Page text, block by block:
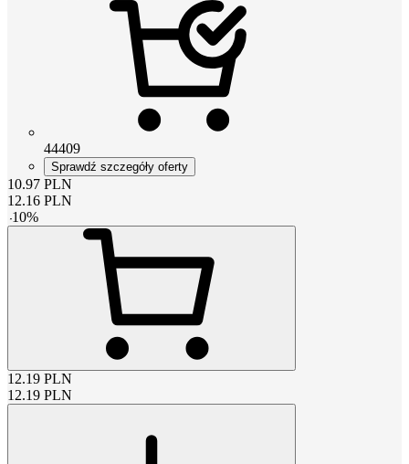
44409
Sprawdź szczegóły oferty
10.97 PLN
12.16 PLN
-10%
12.19 PLN
12.19 PLN